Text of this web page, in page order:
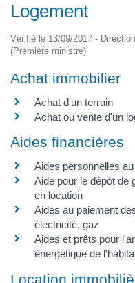
Logement
Vérifié le 13/09/2017 -
(Première ministre)
Achat immobilier
Achat d'un terrain
Achat ou vente d'un
Aides financières
Aides personnelles
Aide pour le dépôt de
en location
Aides au paiement
électricité, gaz
Aides et prêts pour
énergétique de
Location